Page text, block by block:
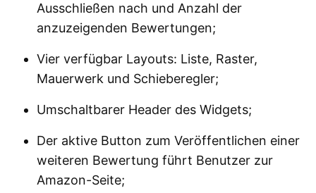
Ausschließen nach und Anzahl der
anzuzeigenden Bewertungen;
Vier verfügbar Layouts: Liste, Raster,
Mauerwerk und Schieberegler;
Umschaltbarer Header des Widgets;
Der aktive Button zum Veröffentlichen einer
weiteren Bewertung führt Benutzer zur
Amazon-Seite;